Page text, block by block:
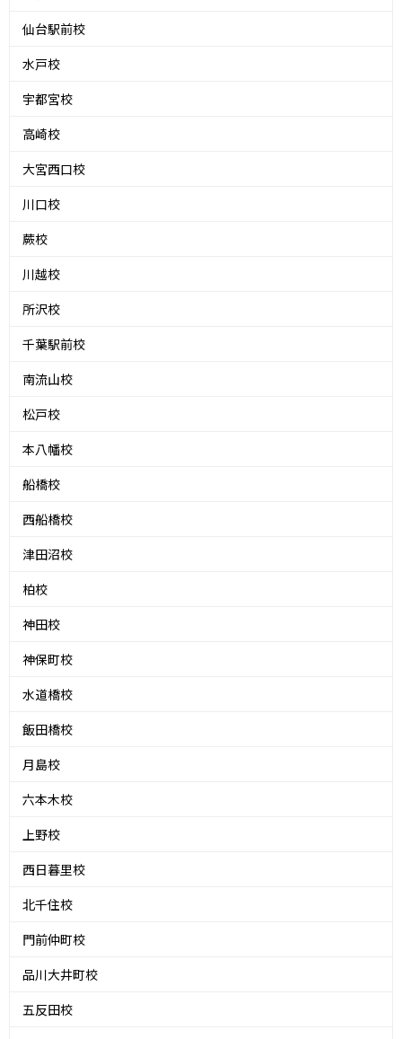
仙台駅前校
水戸校
宇都宮校
高崎校
大宮西口校
川口校
蕨校
川越校
所沢校
千葉駅前校
南流山校
松戸校
本八幡校
船橋校
西船橋校
津田沼校
柏校
神田校
神保町校
水道橋校
飯田橋校
月島校
六本木校
上野校
西日暮里校
北千住校
門前仲町校
品川大井町校
五反田校